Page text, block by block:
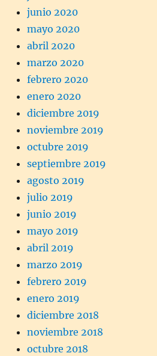
junio 2020
mayo 2020
abril 2020
marzo 2020
febrero 2020
enero 2020
diciembre 2019
noviembre 2019
octubre 2019
septiembre 2019
agosto 2019
julio 2019
junio 2019
mayo 2019
abril 2019
marzo 2019
febrero 2019
enero 2019
diciembre 2018
noviembre 2018
octubre 2018